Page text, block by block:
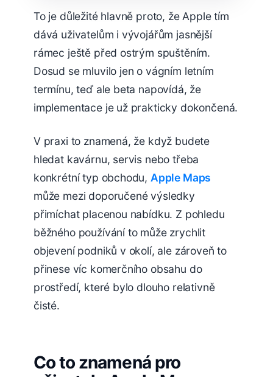
To je důležité hlavně proto, že Apple tím
dává uživatelům i vývojářům jasnější
rámec ještě před ostrým spuštěním.
Dosud se mluvilo jen o vágním letním
termínu, teď ale beta napovídá, že
implementace je už prakticky dokončená.
V praxi to znamená, že když budete
hledat kavárnu, servis nebo třeba
konkrétní typ obchodu, Apple Maps
může mezi doporučené výsledky
přimíchat placenou nabídku. Z pohledu
běžného používání to může zrychlit
objevení podniků v okolí, ale zároveň to
přinese víc komerčního obsahu do
prostředí, které bylo dlouho relativně
čisté.
Co to znamená pro